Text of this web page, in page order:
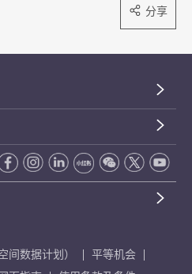
分享
间数据计划）
平等机会